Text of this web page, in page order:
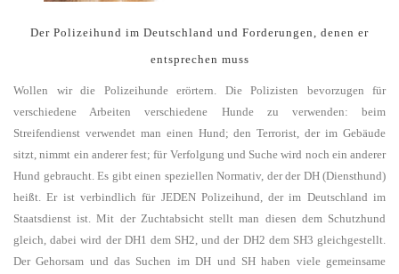
Der Polizeihund im Deutschland und Forderungen, denen er
entsprechen muss
Wollen wir die Polizeihunde erörtern. Die Polizisten bevorzugen für
verschiedene Arbeiten verschiedene Hunde zu verwenden: beim
Streifendienst verwendet man einen Hund; den Terrorist, der im Gebäude
sitzt, nimmt ein anderer fest; für Verfolgung und Suche wird noch ein anderer
Hund gebraucht. Es gibt einen speziellen Normativ, der der DH (Diensthund)
heißt. Er ist verbindlich für JEDEN Polizeihund, der im Deutschland im
Staatsdienst ist. Mit der Zuchtabsicht stellt man diesen dem Schutzhund
gleich, dabei wird der DH1 dem SH2, und der DH2 dem SH3 gleichgestellt.
Der Gehorsam und das Suchen im DH und SH haben viele gemeinsame